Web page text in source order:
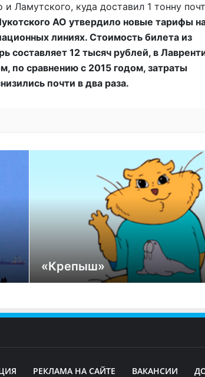
Ламутского, куда доставил 1 тонну
АО утвердило новые тарифы
линиях. Стоимость билета из
составляет 12 тысяч рублей, в
по сравнению с 2015 годом, затраты
почти в два раза.
«Крепыш»
РЕКЛАМА НА САЙТЕ ВАКАНСИИ